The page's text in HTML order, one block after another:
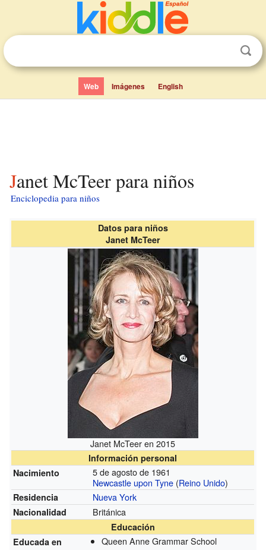
Web Imágenes English
Janet McTeer para niños
Enciclopedia para niños
Datos para niños
Janet McTeer
Janet McTeer en 2015
Información personal
Nacimiento
5 de agosto de 1961
Newcastle upon Tyne (Reino Unido)
Residencia Nueva York
Nacionalidad Británica
Educación
Educada en
Queen Anne Grammar School